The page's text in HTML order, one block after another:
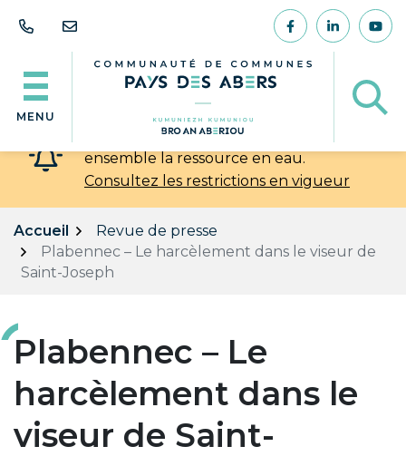
MENU
Lien vers leLien vers
Lien
💧 Chaleur et sécheresse : préservons
ensemble la ressource en eau.
Consultez les restrictions en vigueur
Accueil
Revue de presse
Plabennec – Le harcèlement dans le viseur de
Saint-Joseph
Plabennec – Le
harcèlement dans le
viseur de Saint-